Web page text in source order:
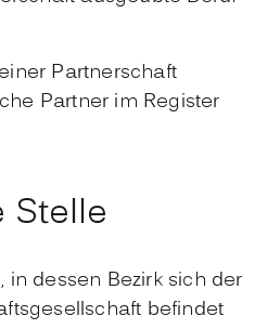
Partnerschaft
Partner im Register
Stelle
in dessen Bezirk sich der
befindet